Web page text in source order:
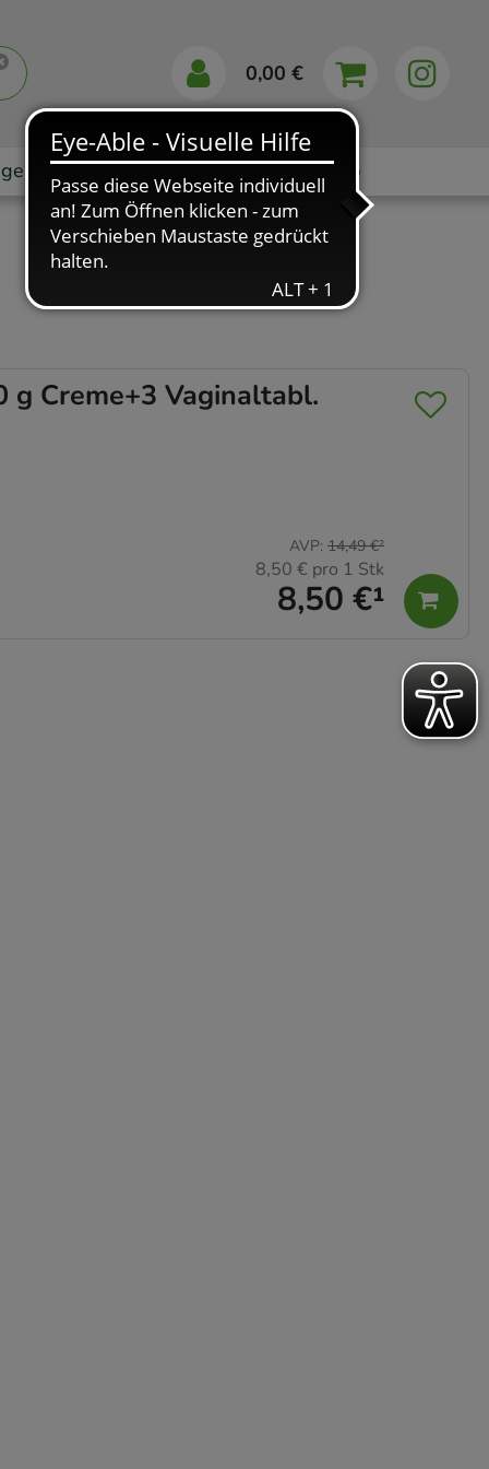
0,00 €
Markenshops Ratgeber App
g Creme+3 Vaginaltabl.
8,50 €¹
AVP: 14,49 €²
8,50 € pro 1 Stk